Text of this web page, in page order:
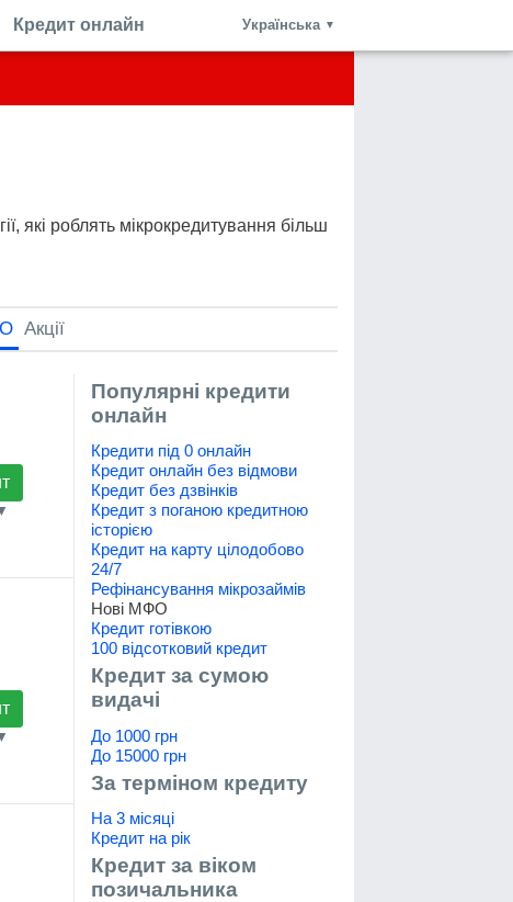
Кредит онлайн Українська ▼
які роблять мікрокредитування більш
Акції
Популярні кредити
онлайн
Кредити під 0 онлайн
Кредит онлайн без відмови
Кредит без дзвінків
Кредит з поганою кредитною
історією
Кредит на карту цілодобово
24/7
Рефінансування мікрозаймів
Нові МФО
Кредит готівкою
100 відсотковий кредит
Кредит за сумою
видачі
До 1000 грн
До 15000 грн
За терміном кредиту
На 3 місяці
Кредит на рік
Кредит за віком
позичальника